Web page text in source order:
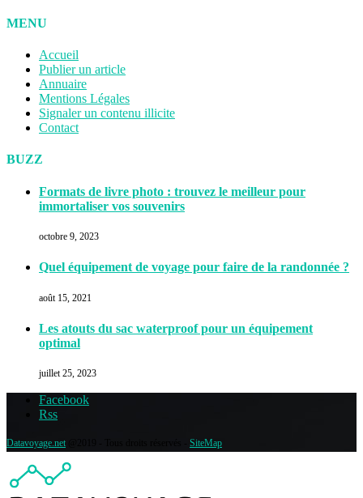
MENU
Accueil
Publier un article
Annuaire
Mentions Légales
Signaler un contenu illicite
Contact
BUZZ
Formats de livre photo : trouvez le meilleur pour
immortaliser vos souvenirs
octobre 9, 2023
Quel équipement de voyage pour faire de la randonnée ?
août 15, 2021
Les atouts du sac waterproof pour un équipement
optimal
juillet 25, 2023
Facebook
Rss
Datavoyage.net SiteMap